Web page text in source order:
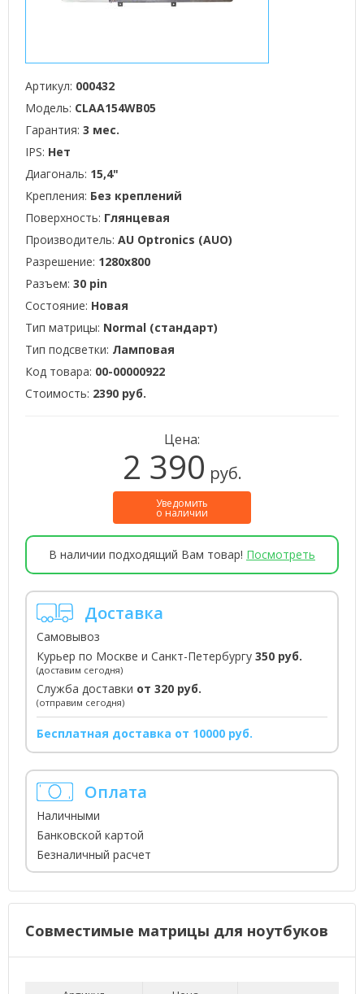
Артикул: 000432
Модель: CLAA154WB05
Гарантия: 3 мес.
IPS: Нет
Диагональ: 15,4"
Крепления: Без креплений
Поверхность: Глянцевая
Производитель: AU Optronics (AUO)
Разрешение: 1280x800
Разъем: 30 pin
Состояние: Новая
Тип матрицы: Normal (стандарт)
Тип подсветки: Ламповая
Код товара: 00-00000922
Стоимость: 2390 руб.
Цена:
2 390 руб.
Уведомить
о наличии
В наличии подходящий Вам товар! Посмотреть
Доставка
Самовывоз
Курьер по Москве и Санкт-Петербургу 350 руб.
(доставим сегодня)
Служба доставки от 320 руб.
(отправим сегодня)
Бесплатная доставка от 10000 руб.
Оплата
Наличными
Банковской картой
Безналичный расчет
Совместимые матрицы для ноутбуков